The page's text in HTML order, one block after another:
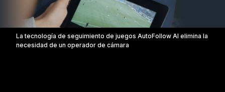
La tecnología de seguimiento de juegos AutoFollow AI elimina la
necesidad de un operador de cámara